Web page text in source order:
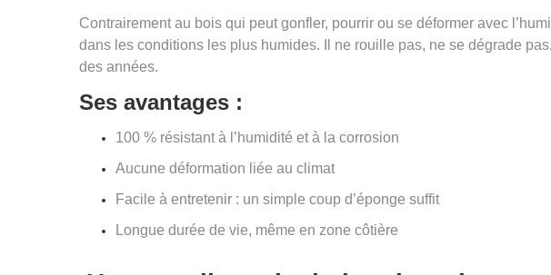
Contrairement au bois qui peut gonfler, pourrir ou se déformer avec
dans les conditions les plus humides. Il ne rouille pas, ne se dégrade
des années.
Ses avantages :
100 % résistant à l’humidité et à la corrosion
Aucune déformation liée au climat
Facile à entretenir : un simple coup d’éponge suffit
Longue durée de vie, même en zone côtière